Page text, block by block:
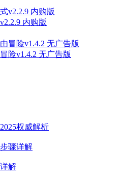
内购版
险v1.4.2 无广告版
权威解析
骤详解
解